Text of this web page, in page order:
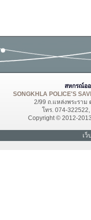
สหกรณ์อ
SONGKHLA POLICE'S
2/99 ถ.แหล่งพระราม
โทร. 074-
Copyright © 2012-
เ